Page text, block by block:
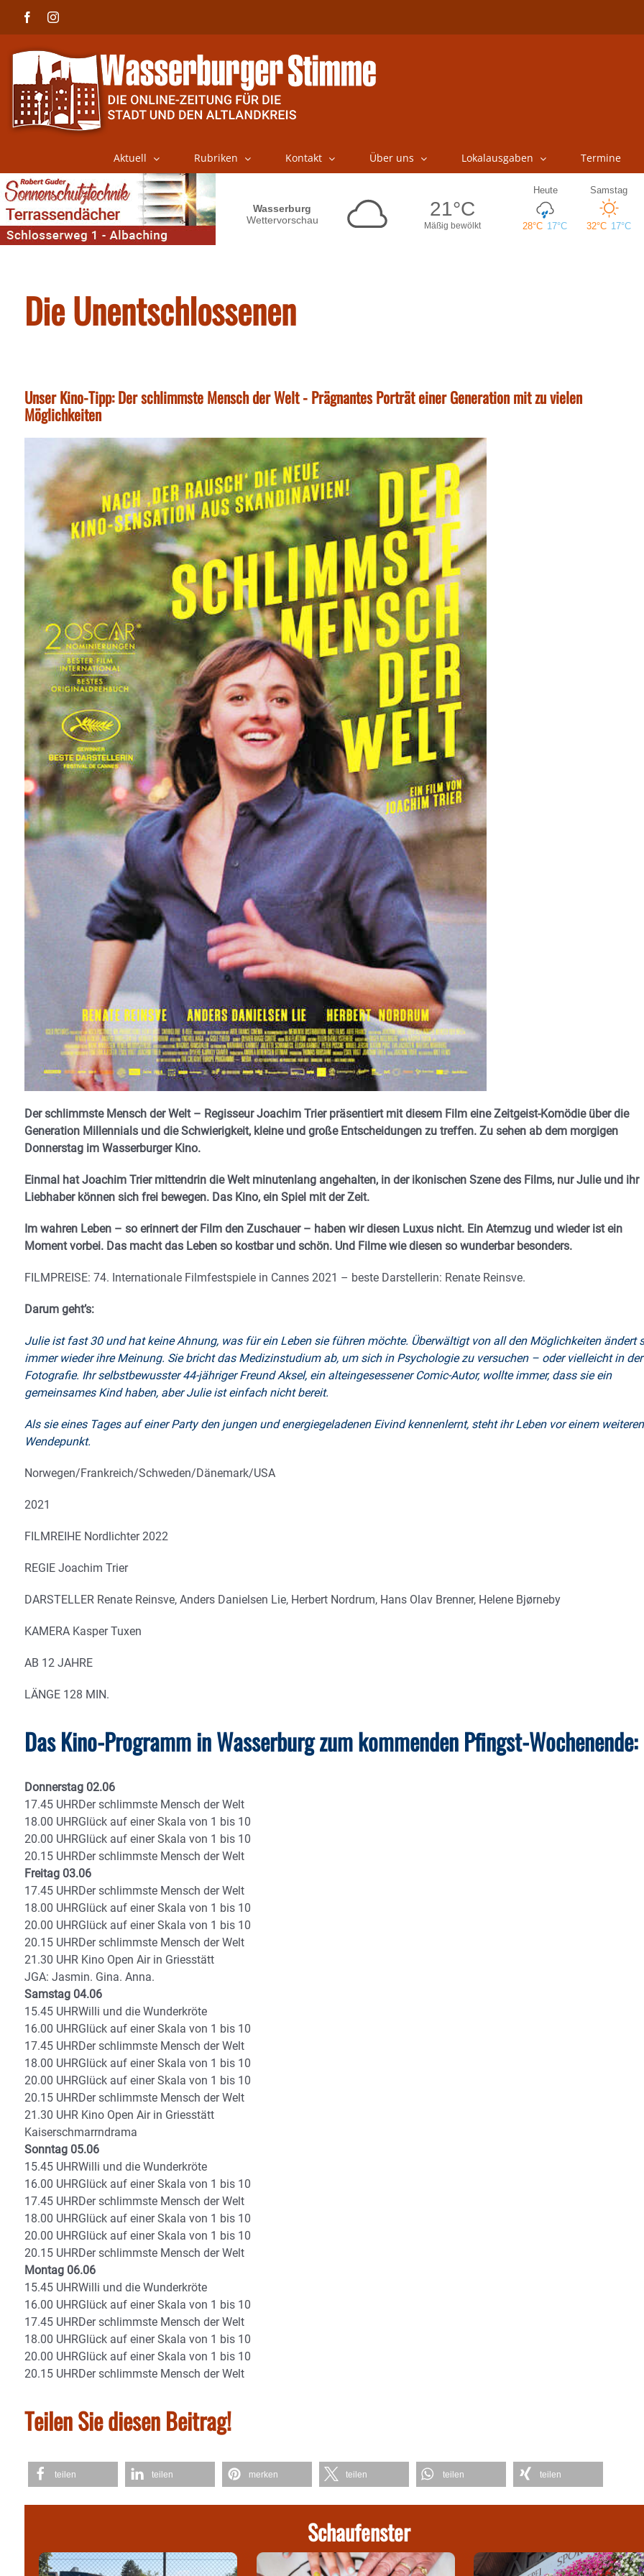
FacebookInstagram
Aktuell Rubriken Kontakt Über uns Lokalausgaben Termine
Die Unentschlossenen
Unser Kino-Tipp: Der schlimmste Mensch der Welt - Prägnantes Porträt einer Generation mit zu vielen
Möglichkeiten
Der schlimmste Mensch der Welt – Regisseur Joachim Trier präsentiert mit diesem Film eine Zeitgeist-Komödie über die
Generation Millennials und die Schwierigkeit, kleine und große Entscheidungen zu treffen. Zu sehen ab dem morgigen
Donnerstag im Wasserburger Kino.
Einmal hat Joachim Trier mittendrin die Welt minutenlang angehalten, in der ikonischen Szene des Films, nur Julie und ihr
Liebhaber können sich frei bewegen. Das Kino, ein Spiel mit der Zeit.
Im wahren Leben – so erinnert der Film den Zuschauer – haben wir diesen Luxus nicht. Ein Atemzug und wieder ist ein
Moment vorbei. Das macht das Leben so kostbar und schön. Und Filme wie diesen so wunderbar besonders.
FILMPREISE: 74. Internationale Filmfestspiele in Cannes 2021 – beste Darstellerin: Renate Reinsve.
Darum geht’s:
Julie ist fast 30 und hat keine Ahnung, was für ein Leben sie führen möchte. Überwältigt von all den Möglichkeiten ändert
immer wieder ihre Meinung. Sie bricht das Medizinstudium ab, um sich in Psychologie zu versuchen – oder vielleicht in der
Fotografie. Ihr selbstbewusster 44-jähriger Freund Aksel, ein alteingesessener Comic-Autor, wollte immer, dass sie ein
gemeinsames Kind haben, aber Julie ist einfach nicht bereit.
Als sie eines Tages auf einer Party den jungen und energiegeladenen Eivind kennenlernt, steht ihr Leben vor einem weiteren
Wendepunkt.
Norwegen/Frankreich/Schweden/Dänemark/USA
2021
FILMREIHE Nordlichter 2022
REGIE Joachim Trier
DARSTELLER Renate Reinsve, Anders Danielsen Lie, Herbert Nordrum, Hans Olav Brenner, Helene Bjørneby
KAMERA Kasper Tuxen
AB 12 JAHRE
LÄNGE 128 MIN.
Das Kino-Programm in Wasserburg zum kommenden Pfingst-Wochenende:
Donnerstag 02.06
17.45 UHRDer schlimmste Mensch der Welt
18.00 UHRGlück auf einer Skala von 1 bis 10
20.00 UHRGlück auf einer Skala von 1 bis 10
20.15 UHRDer schlimmste Mensch der Welt
Freitag 03.06
17.45 UHRDer schlimmste Mensch der Welt
18.00 UHRGlück auf einer Skala von 1 bis 10
20.00 UHRGlück auf einer Skala von 1 bis 10
20.15 UHRDer schlimmste Mensch der Welt
21.30 UHR Kino Open Air in Griesstätt
JGA: Jasmin. Gina. Anna.
Samstag 04.06
15.45 UHRWilli und die Wunderkröte
16.00 UHRGlück auf einer Skala von 1 bis 10
17.45 UHRDer schlimmste Mensch der Welt
18.00 UHRGlück auf einer Skala von 1 bis 10
20.00 UHRGlück auf einer Skala von 1 bis 10
20.15 UHRDer schlimmste Mensch der Welt
21.30 UHR Kino Open Air in Griesstätt
Kaiserschmarrndrama
Sonntag 05.06
15.45 UHRWilli und die Wunderkröte
16.00 UHRGlück auf einer Skala von 1 bis 10
17.45 UHRDer schlimmste Mensch der Welt
18.00 UHRGlück auf einer Skala von 1 bis 10
20.00 UHRGlück auf einer Skala von 1 bis 10
20.15 UHRDer schlimmste Mensch der Welt
Montag 06.06
15.45 UHRWilli und die Wunderkröte
16.00 UHRGlück auf einer Skala von 1 bis 10
17.45 UHRDer schlimmste Mensch der Welt
18.00 UHRGlück auf einer Skala von 1 bis 10
20.00 UHRGlück auf einer Skala von 1 bis 10
20.15 UHRDer schlimmste Mensch der Welt
Teilen Sie diesen Beitrag!
teilen teilen merken teilen teilen teilen
Schaufenster